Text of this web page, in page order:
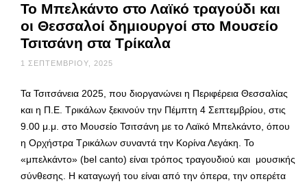
Το Μπελκάντο στο Λαϊκό τραγούδι και
οι Θεσσαλοί δημιουργοί στο Μουσείο
Τσιτσάνη στα Τρίκαλα
1 ΣΕΠΤΕΜΒΡΊΟΥ, 2025
Τα Τσιτσάνεια 2025, που διοργανώνει η Περιφέρεια Θεσσαλίας
και η Π.Ε. Τρικάλων ξεκινούν την Πέμπτη 4 Σεπτεμβρίου, στις
9.00 μ.μ. στο Μουσείο Τσιτσάνη με το Λαϊκό Μπελκάντο, όπου
η Ορχήστρα Τρικάλων συναντά την Κορίνα Λεγάκη. Το
«μπελκάντο» (bel canto) είναι τρόπος τραγουδιού και μουσικής
σύνθεσης. Η καταγωγή του είναι από την όπερα, την οπερέτα